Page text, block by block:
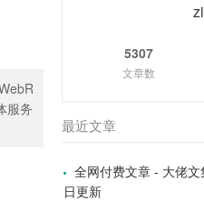
服务
5307
文章数
最近文章
全网付费文章 - 大佬
日更新